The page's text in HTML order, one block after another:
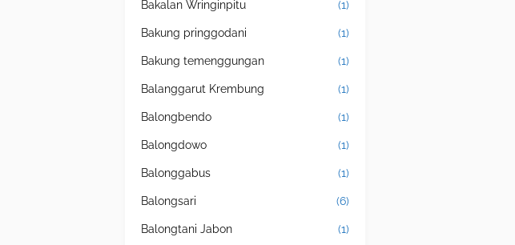
Bakalan Wringinpitu (1)
Bakung pringgodani (1)
Bakung temenggungan (1)
Balanggarut Krembung (1)
Balongbendo (1)
Balongdowo (1)
Balonggabus (1)
Balongsari (6)
Balongtani Jabon (1)